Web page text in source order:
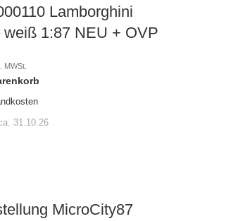
Lamborghini
weiß 1:87 NEU + OVP
MWSt.
31.10.26
MicroCity87